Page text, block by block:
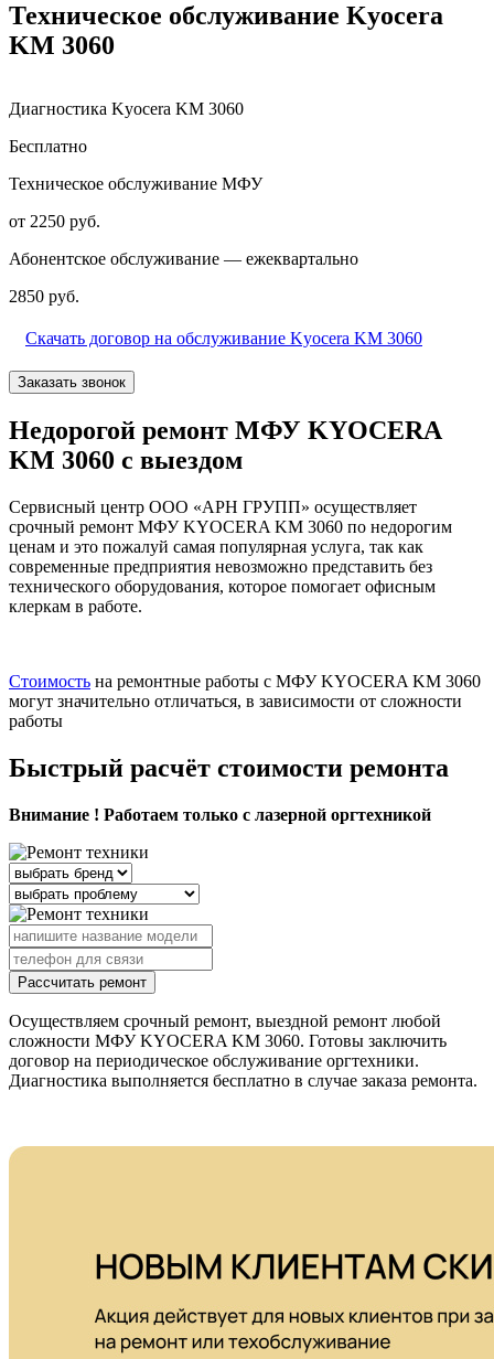
Техническое обслуживание Kyocera
KM 3060
Диагностика Kyocera KM 3060
Бесплатно
Техническое обслуживание МФУ
от 2250 руб.
Абонентское обслуживание — ежеквартально
2850 руб.
Скачать договор на обслуживание Kyocera KM 3060
Заказать звонок
Недорогой ремонт МФУ KYOCERA
KM 3060 с выездом
Сервисный центр ООО «АРН ГРУПП» осуществляет
срочный ремонт МФУ KYOCERA KM 3060 по недорогим
ценам и это пожалуй самая популярная услуга, так как
современные предприятия невозможно представить без
технического оборудования, которое помогает офисным
клеркам в работе.
Стоимость на ремонтные работы с МФУ KYOCERA KM 3060
могут значительно отличаться, в зависимости от сложности
работы
Быстрый расчёт стоимости ремонта
Внимание ! Работаем только с лазерной оргтехникой
Рассчитать ремонт
Осуществляем срочный ремонт, выездной ремонт любой
сложности МФУ KYOCERA KM 3060. Готовы заключить
договор на периодическое обслуживание оргтехники.
Диагностика выполняется бесплатно в случае заказа ремонта.